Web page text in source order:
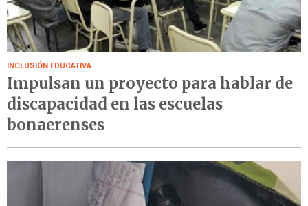
INCLUSIÓN EDUCATIVA
Impulsan un proyecto para hablar de
discapacidad en las escuelas
bonaerenses